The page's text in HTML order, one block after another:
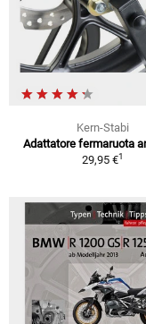
Kern-Stabi
Adattatore fermaruota
29,95 €1